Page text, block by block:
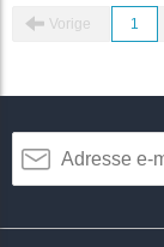
Vorige 1